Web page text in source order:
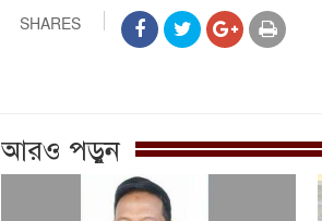
SHARES
আরও পড়ুন